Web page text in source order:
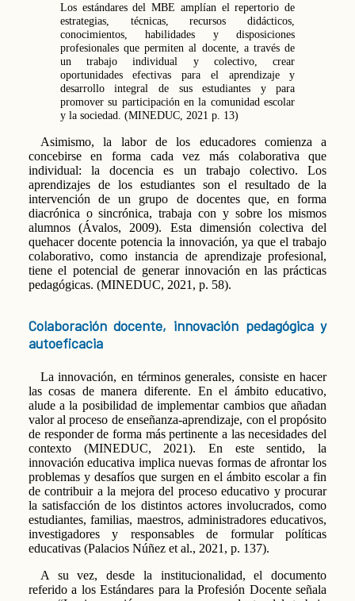
Los estándares del MBE amplían el repertorio de
estrategias, técnicas, recursos didácticos,
conocimientos, habilidades y disposiciones
profesionales que permiten al docente, a través de
un trabajo individual y colectivo, crear
oportunidades efectivas para el aprendizaje y
desarrollo integral de sus estudiantes y para
promover su participación en la comunidad escolar
y la sociedad. (MINEDUC, 2021 p. 13)
Asimismo, la labor de los educadores comienza a
concebirse en forma cada vez más colaborativa que
individual: la docencia es un trabajo colectivo. Los
aprendizajes de los estudiantes son el resultado de la
intervención de un grupo de docentes que, en forma
diacrónica o sincrónica, trabaja con y sobre los mismos
alumnos (Ávalos, 2009). Esta dimensión colectiva del
quehacer docente potencia la innovación, ya que el trabajo
colaborativo, como instancia de aprendizaje profesional,
tiene el potencial de generar innovación en las prácticas
pedagógicas. (MINEDUC, 2021, p. 58).
Colaboración docente, innovación pedagógica y
autoeficacia
La innovación, en términos generales, consiste en hacer
las cosas de manera diferente. En el ámbito educativo,
alude a la posibilidad de implementar cambios que añadan
valor al proceso de enseñanza-aprendizaje, con el propósito
de responder de forma más pertinente a las necesidades del
contexto (MINEDUC, 2021). En este sentido, la
innovación educativa implica nuevas formas de afrontar los
problemas y desafíos que surgen en el ámbito escolar a fin
de contribuir a la mejora del proceso educativo y procurar
la satisfacción de los distintos actores involucrados, como
estudiantes, familias, maestros, administradores educativos,
investigadores y responsables de formular políticas
educativas (Palacios Núñez et al., 2021, p. 137).
A su vez, desde la institucionalidad, el documento
referido a los Estándares para la Profesión Docente señala